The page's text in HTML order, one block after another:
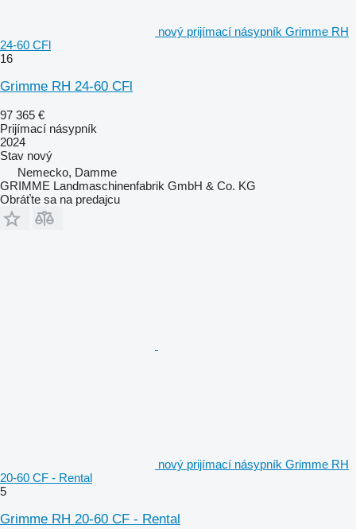
nový prijímací násypník Grimme RH
24-60 CFl
16
Grimme RH 24-60 CFl
97 365 €
Prijímací násypník
2024
Stav nový
Nemecko, Damme
GRIMME Landmaschinenfabrik GmbH & Co. KG
Obráťte sa na predajcu
nový prijímací násypník Grimme RH
20-60 CF - Rental
5
Grimme RH 20-60 CF - Rental